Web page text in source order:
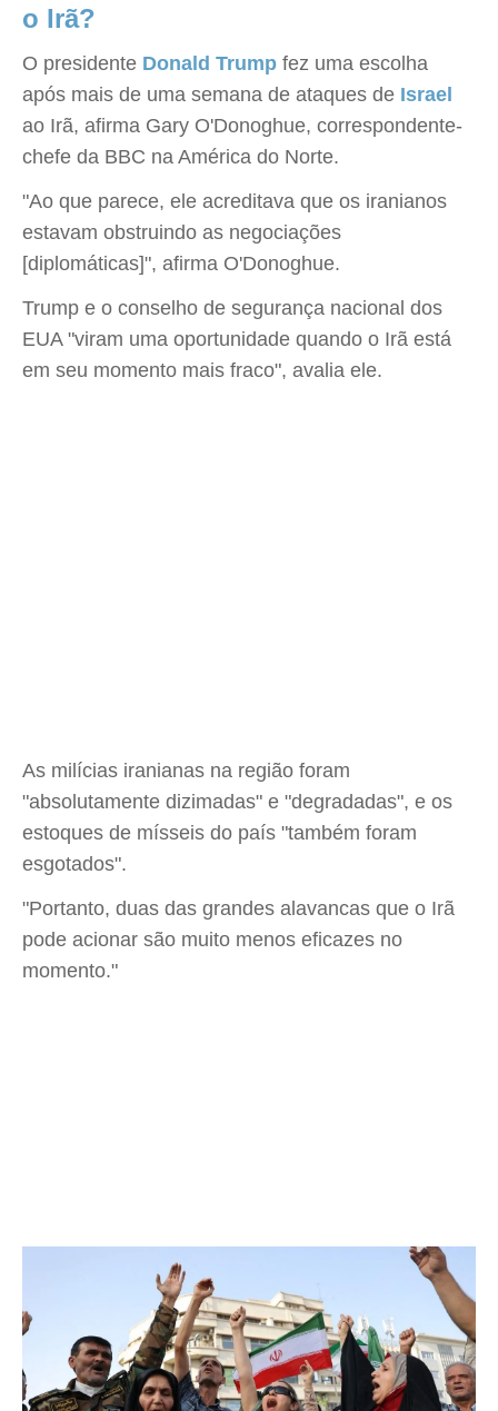
o Irã?
O presidente Donald Trump fez uma escolha
após mais de uma semana de ataques de Israel
ao Irã, afirma Gary O'Donoghue, correspondente-
chefe da BBC na América do Norte.
"Ao que parece, ele acreditava que os iranianos
estavam obstruindo as negociações
[diplomáticas]", afirma O'Donoghue.
Trump e o conselho de segurança nacional dos
EUA "viram uma oportunidade quando o Irã está
em seu momento mais fraco", avalia ele.
As milícias iranianas na região foram
"absolutamente dizimadas" e "degradadas", e os
estoques de mísseis do país "também foram
esgotados".
"Portanto, duas das grandes alavancas que o Irã
pode acionar são muito menos eficazes no
momento."